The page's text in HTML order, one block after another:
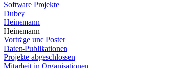
Software Projekte
Dubey
Heinemann
Heinemann
Vorträge und Poster
Daten-Publikationen
Projekte abgeschlossen
Mitarbeit in Organisationen